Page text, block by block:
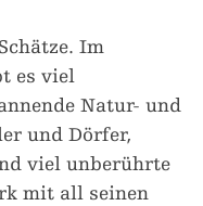
Im
es viel
Natur- und
und Dörfer,
viel unberührte
mit all seinen